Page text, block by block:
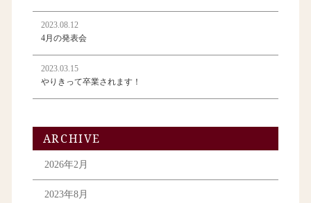
2023.08.12
4月の発表会
2023.03.15
やりきって卒業されます！
ARCHIVE
2026年2月
2023年8月